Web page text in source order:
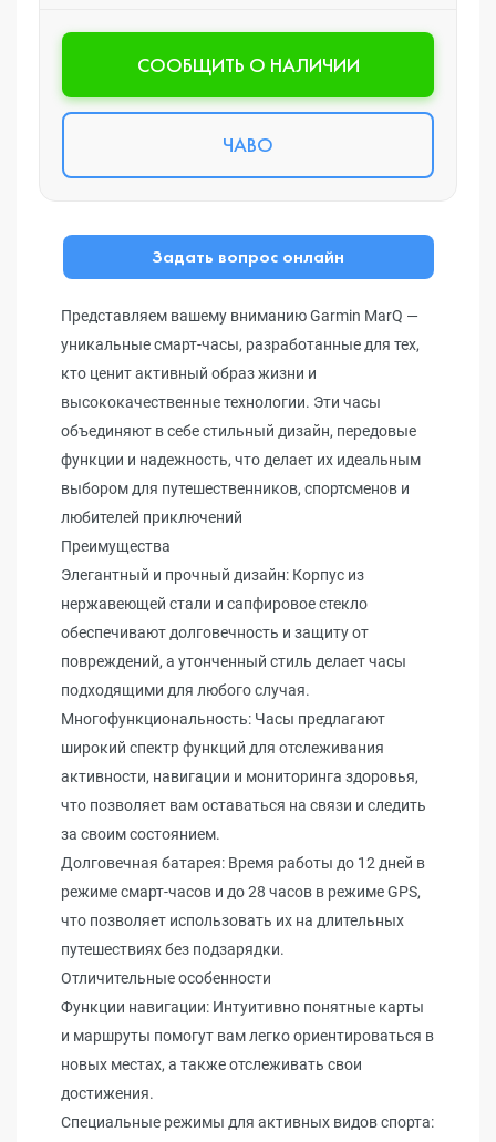
CООБЩИТЬ О НАЛИЧИИ
ЧАВО
Задать вопрос онлайн
Представляем вашему вниманию Garmin MarQ —
уникальные смарт-часы, разработанные для тех,
кто ценит активный образ жизни и
высококачественные технологии. Эти часы
объединяют в себе стильный дизайн, передовые
функции и надежность, что делает их идеальным
выбором для путешественников, спортсменов и
любителей приключений
Преимущества
Элегантный и прочный дизайн: Корпус из
нержавеющей стали и сапфировое стекло
обеспечивают долговечность и защиту от
повреждений, а утонченный стиль делает часы
подходящими для любого случая.
Многофункциональность: Часы предлагают
широкий спектр функций для отслеживания
активности, навигации и мониторинга здоровья,
что позволяет вам оставаться на связи и следить
за своим состоянием.
Долговечная батарея: Время работы до 12 дней в
режиме смарт-часов и до 28 часов в режиме GPS,
что позволяет использовать их на длительных
путешествиях без подзарядки.
Отличительные особенности
Функции навигации: Интуитивно понятные карты
и маршруты помогут вам легко ориентироваться в
новых местах, а также отслеживать свои
достижения.
Специальные режимы для активных видов спорта: